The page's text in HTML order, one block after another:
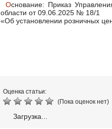
Основание: Приказ Управления по государственному регулированию цен и тарифов в Белгородской
области от 09.06.2025 № 18/1
«Об установлении розничных
Оценка статьи:
(Пока оценок нет)
Загрузка...